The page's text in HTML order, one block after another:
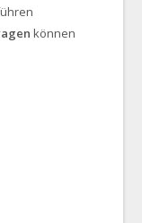
können